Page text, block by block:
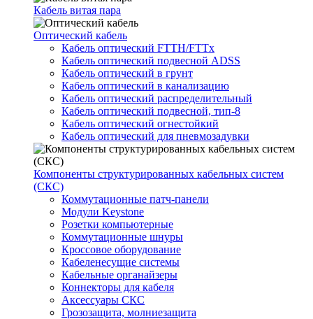
Кабель витая пара
Оптический кабель
Кабель оптический FTTH/FTTx
Кабель оптический подвесной ADSS
Кабель оптический в грунт
Кабель оптический в канализацию
Кабель оптический распределительный
Кабель оптический подвесной, тип-8
Кабель оптический огнестойкий
Кабель оптический для пневмозадувки
Компоненты структурированных кабельных систем
(СКС)
Коммутационные патч-панели
Модули Keystone
Розетки компьютерные
Коммутационные шнуры
Кроссовое оборудование
Кабеленесущие системы
Кабельные органайзеры
Коннекторы для кабеля
Аксессуары СКС
Грозозащита, молниезащита